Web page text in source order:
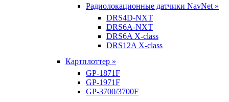
Радиолокационные датчики NavNet »
DRS4D-NXT
DRS6A-NXT
DRS6A X-class
DRS12A X-class
Картплоттер »
GP-1871F
GP-1971F
GP-3700/3700F